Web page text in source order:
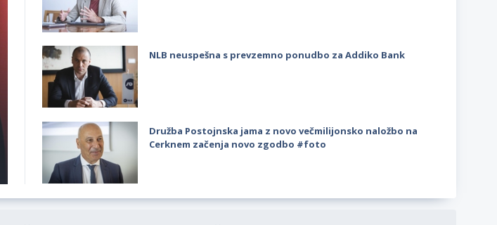
NLB neuspešna s prevzemno ponudbo za Addiko Bank
Družba Postojnska jama z novo večmilijonsko naložbo na
Cerknem začenja novo zgodbo #foto